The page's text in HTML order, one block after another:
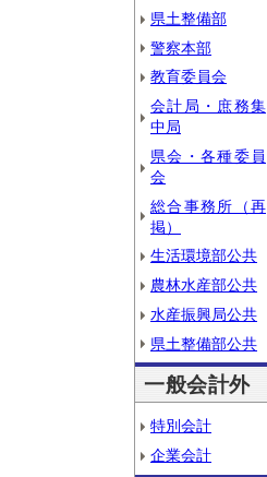
県土整備部
警察本部
教育委員会
会計局・庶務集
中局
県会・各種委員
会
総合事務所（再
掲）
生活環境部公共
農林水産部公共
水産振興局公共
県土整備部公共
一般会計外
特別会計
企業会計